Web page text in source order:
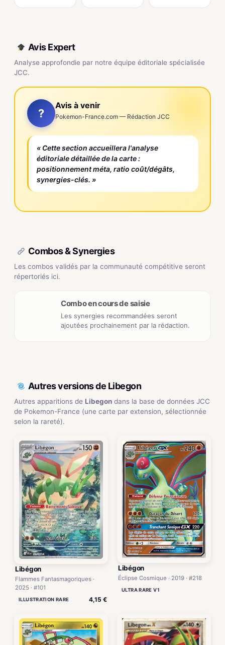
Avis Expert
Analyse approfondie par notre équipe éditoriale spécialisée
JCC.
?
Avis à venir
Pokemon-France.com — Rédaction JCC
« Cette section accueillera l'analyse
éditoriale détaillée de la carte :
positionnement méta, ratio coût/dégâts,
synergies-clés. »
Combos & Synergies
Les combos validés par la communauté compétitive seront
répertoriés ici.
Combo en cours de saisie
Les synergies recommandées seront
ajoutées prochainement par la rédaction.
Autres versions de Libegon
Autres apparitions de Libegon dans la base de données JCC
de Pokemon-France (une carte par extension, sélectionnée
selon la rareté).
Libégon
Flammes Fantasmagoriques ·
2025 · #101
ILLUSTRATION RARE 4,15 €
Libégon
Éclipse Cosmique · 2019 · #218
ULTRA RARE V1